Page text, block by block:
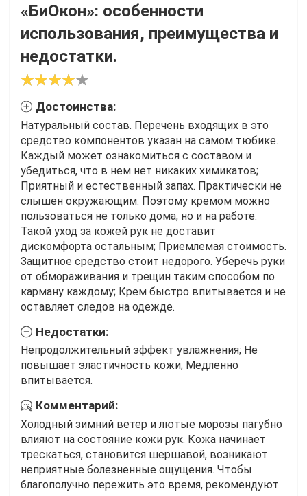
«БиОкон»: особенности
использования, преимущества и
недостатки.
Достоинства:
Натуральный состав. Перечень входящих в это
средство компонентов указан на самом тюбике.
Каждый может ознакомиться с составом и
убедиться, что в нем нет никаких химикатов;
Приятный и естественный запах. Практически не
слышен окружающим. Поэтому кремом можно
пользоваться не только дома, но и на работе.
Такой уход за кожей рук не доставит
дискомфорта остальным; Приемлемая стоимость.
Защитное средство стоит недорого. Уберечь руки
от обмораживания и трещин таким способом по
карману каждому; Крем быстро впитывается и не
оставляет следов на одежде.
Недостатки:
Непродолжительный эффект увлажнения; Не
повышает эластичность кожи; Медленно
впитывается.
Комментарий:
Холодный зимний ветер и лютые морозы пагубно
влияют на состояние кожи рук. Кожа начинает
трескаться, становится шершавой, возникают
неприятные болезненные ощущения. Чтобы
благополучно пережить это время, рекомендуют